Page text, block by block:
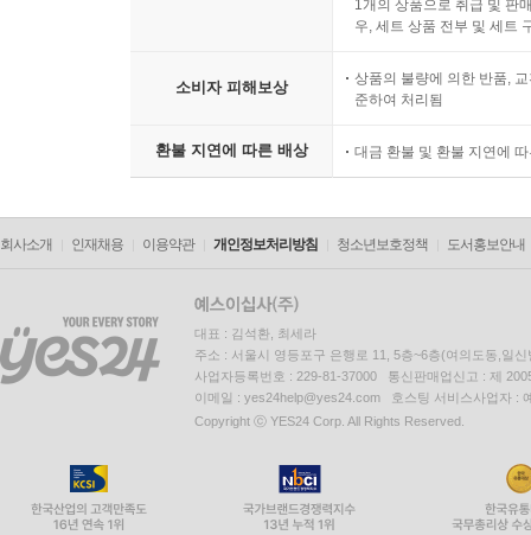
1개의 상품으로 취급 및 판
우, 세트 상품 전부 및 세트
소비자 피해보상
상품의 불량에 의한 반품,
준하여 처리됨
환불 지연에 따른 배상 대금 환불 및 환불 지연에
회사소개 인재채용 이용약관 개인정보처리방침 청소년보호정책 도서홍보안내
대표 : 김석환, 최세라
주소 : 서울시 영등포구 은행로 11, 5층~6층(여의도동,일신
사업자등록번호 : 229-81-37000 통신판매업신고 : 제
이메일 : yes24help@yes24.com 호스팅 서비스사업자 :
Copyright ⓒ YES24 Corp. All Rights Reserved.